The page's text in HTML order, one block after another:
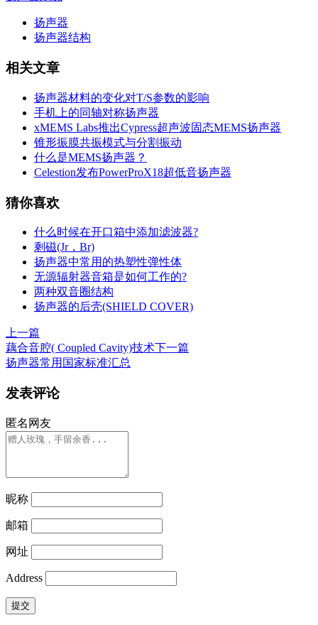
扬声器
扬声器结构
相关文章
扬声器材料的变化对T/S参数的影响
手机上的同轴对称扬声器
xMEMS Labs推出Cypress超声波固态MEMS扬声器
锥形振膜共振模式与分割振动
什么是MEMS扬声器？
Celestion发布PowerProX18超低音扬声器
猜你喜欢
什么时候在开口箱中添加滤波器?
剩磁(Jr，Br)
扬声器中常用的热塑性弹性体
无源辐射器音箱是如何工作的?
两种双音圈结构
扬声器的后壳(SHIELD COVER)
上一篇
藕合音腔( Coupled Cavity)技术下一篇
扬声器常用国家标准汇总
发表评论
匿名网友
昵称
邮箱
网址
Address
提交